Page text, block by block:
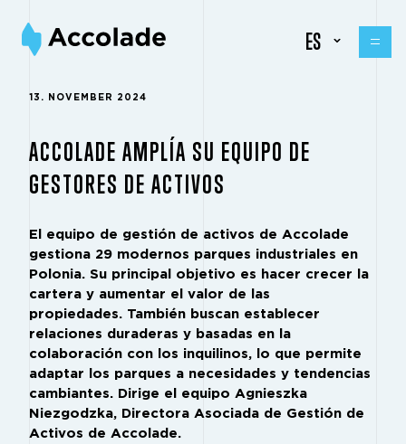
ES
13. NOVEMBER 2024
ACCOLADE AMPLÍA SU EQUIPO DE
GESTORES DE ACTIVOS
El equipo de gestión de activos de Accolade
gestiona 29 modernos parques industriales en
Polonia. Su principal objetivo es hacer crecer la
cartera y aumentar el valor de las
propiedades. También buscan establecer
relaciones duraderas y basadas en la
colaboración con los inquilinos, lo que permite
adaptar los parques a necesidades y tendencias
cambiantes. Dirige el equipo Agnieszka
Niezgodzka, Directora Asociada de Gestión de
Activos de Accolade.